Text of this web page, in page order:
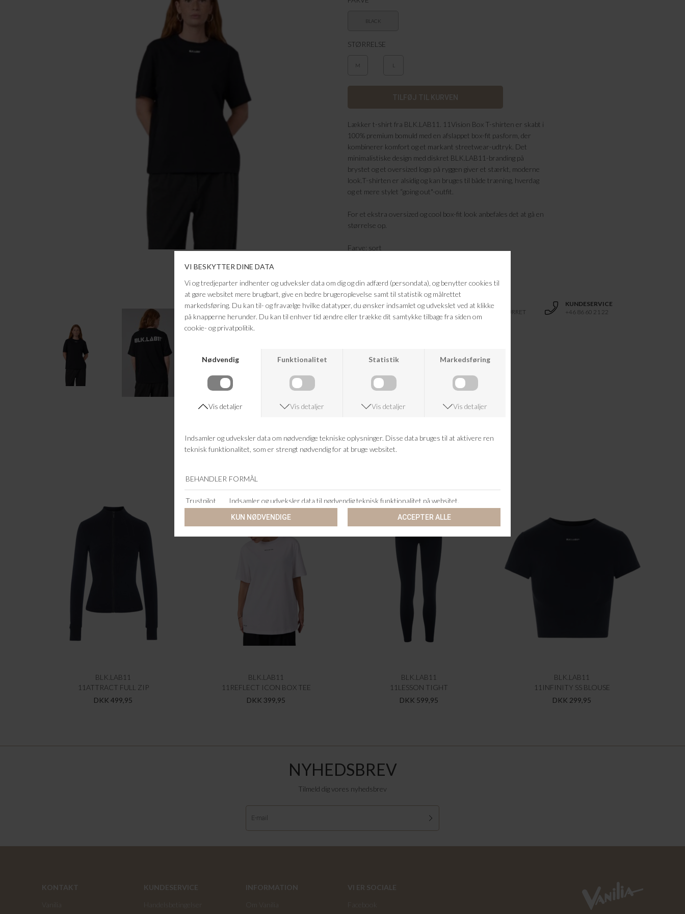
BLACK
STØRRELSE
M L
Lækker t-shirt fra BLK.LAB11. 11Vision Box T-shirten er skabt i
100% premium bomuld med en afslappet box-fit pasform, der
kombinerer komfort og et markant streetwear-udtryk. Det
minimalistiske design med diskret BLK.LAB11-branding på
brystet og et oversized logo på ryggen giver et stærkt, moderne
look.T-shirten er alsidig og kan bruges til både træning, hverdag
og et mere stylet “going out"-outfit.
For et ekstra oversized og cool box-fit look anbefales det at gå en
størrelse op.
Farve: sort
Kvinde model 177 CM, BRUGER STØRRELSE M
FRAGTFRI LEVERING
RETURRET
14 DAGES RETURRET
KUNDESERVICE
+46 86 60 21 22
ANDRE KØBTE OGSÅ
BLK.LAB11
11ATTRACT FULL ZIP
DKK 499,95
BLK.LAB11
11REFLECT ICON BOX TEE
DKK 399,95
BLK.LAB11
11LESSON TIGHT
DKK 599,95
BLK.LAB11
11INFINITY SS BLOUSE
DKK 299,95
NYHEDSBREV
Tilmeld dig vores nyhedsbrev
KONTAKT
KUNDESERVICE
INFORMATION
VI ER SOCIALE